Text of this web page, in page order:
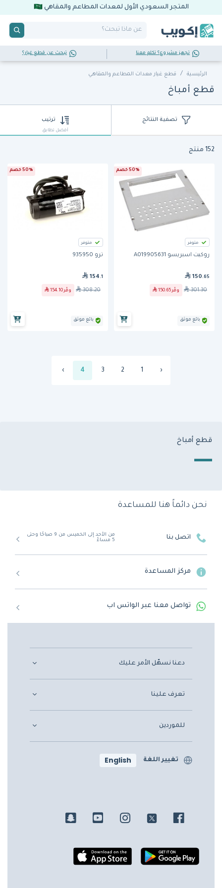
المتجر السعودي الأول لمعدات المطاعم والمقاهي
تجهز مشروع؟ تكلم معنا تبحث عن قطع غيار؟
الرئيسية قطع غيار معدات المطاعم والمقاهي
قطع أمباخ
تصفية النتائج ترتيب
أفضل تطابق
152 منتج
50% خصم
متوفر
روكيت اسبريسو A019905631
150 .65
301.30 وفّر 150.65
بائع موثق
50% خصم
متوفر
ترو 935950
154 .1
308.20 وفّر 154.10
بائع موثق
‹
1
2
3
4
›
قطع أمباخ
نحن دائماً هنا للمساعدة
اتصل بنا
من الأحد إلى الخميس من 9 صباحًا وحتى
5 مساءً
مركز المساعدة
تواصل معنا عبر الواتس اب
دعنا نسهّل الأمر عليك
تعرف علينا
للموردين
تغيير اللغة English